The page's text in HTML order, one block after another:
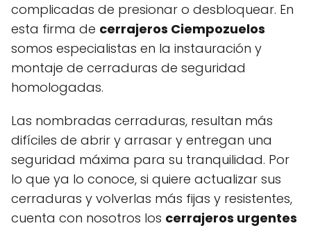
complicadas de presionar o desbloquear. En
esta firma de cerrajeros Ciempozuelos
somos especialistas en la instauración y
montaje de cerraduras de seguridad
homologadas.
Las nombradas cerraduras, resultan más
difíciles de abrir y arrasar y entregan una
seguridad máxima para su tranquilidad. Por
lo que ya lo conoce, si quiere actualizar sus
cerraduras y volverlas más fijas y resistentes,
cuenta con nosotros los cerrajeros urgentes